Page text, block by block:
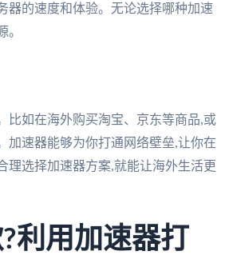
器的速度和体验。无论选择哪种加速
比如在海外购买淘宝、京东等商品,或
加速器能够为你打通网络壁垒,让你在
理选择加速器方案,就能让海外生活更
利用加速器打